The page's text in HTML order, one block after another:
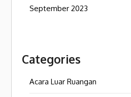
September 2023
Categories
Acara Luar Ruangan